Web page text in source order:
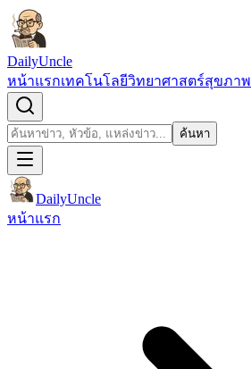
ข้ามไปยังเนื้อหา
DailyUncle
หน้าแรกเทคโนโลยีวิทยาศาสตร์สุขภาพ
ค้นหา ค้นหา
DailyUncle
หน้าแรก